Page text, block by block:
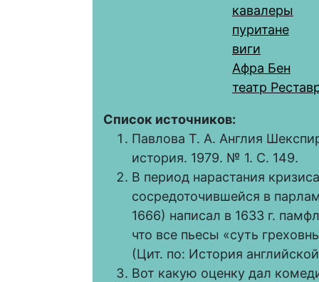
кавалеры
пуритане
виги
Афра Бен
театр
Список источников:
Павлова Т. А. Англия
история. 1979. № 1. С. 149.
В период нарастания
сосредоточившейся в
1666) написал в 1633 г.
что все пьесы «суть
(Цит. по: История
Вот какую оценку дал